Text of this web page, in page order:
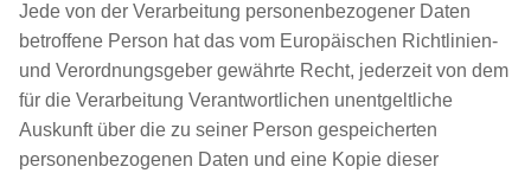
Jede von der Verarbeitung personenbezogener Daten
betroffene Person hat das vom Europäischen Richtlinien-
und Verordnungsgeber gewährte Recht, jederzeit von dem
für die Verarbeitung Verantwortlichen unentgeltliche
Auskunft über die zu seiner Person gespeicherten
personenbezogenen Daten und eine Kopie dieser